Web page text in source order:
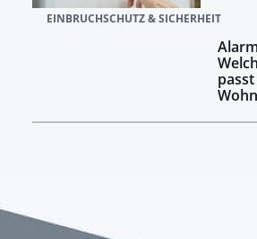
EINBRUCHSCHUTZ & SICHERHEIT